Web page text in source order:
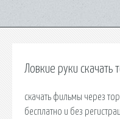
Ловкие руки скачать
скачать фильмы через
бесплатно и без